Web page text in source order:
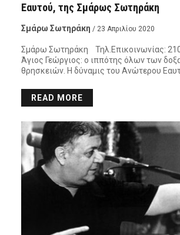
Εαυτού, της Σμάρως Σωτηράκη
Σμάρω Σωτηράκη / 23 Απριλίου 2020
Σμάρω Σωτηράκη Τηλ.Επικοινωνίας:
Άγιος Γεώργιος: ο ιππότης όλων των
θρησκειών. Η δύναμις του Ανώτερου
READ MORE